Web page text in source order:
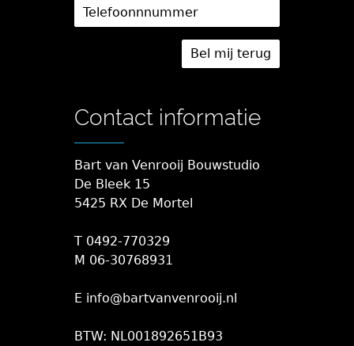
Contact informatie
Bart van Venrooij Bouwstudio
De Bleek 15
5425 RX De Mortel
T 0492-770329
M 06-30768931
E info@bartvanvenrooij.nl
BTW: NL001892651B93